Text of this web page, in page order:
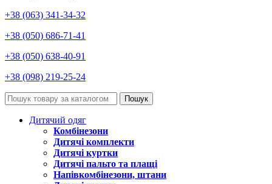
+38 (063) 341-34-32
+38 (050) 686-71-41
+38 (050) 638-40-91
+38 (098) 219-25-24
Пошук
Дитячий одяг
Комбінезони
Дитячі комплекти
Дитячі куртки
Дитячі пальто та плащі
Напівкомбінезони, штани